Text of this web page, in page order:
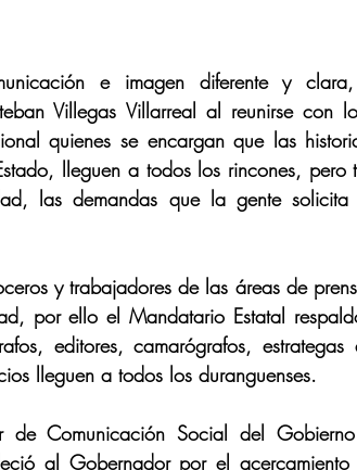
e imagen diferente y clara,
Villegas Villarreal al reunirse con
quienes se encargan que las
lleguen a todos los rincones, pero
las demandas que la gente
y trabajadores de las áreas de
por ello el Mandatario Estatal
editores, camarógrafos,
lleguen a todos los duranguenses.
de Comunicación Social del
al Gobernador por el